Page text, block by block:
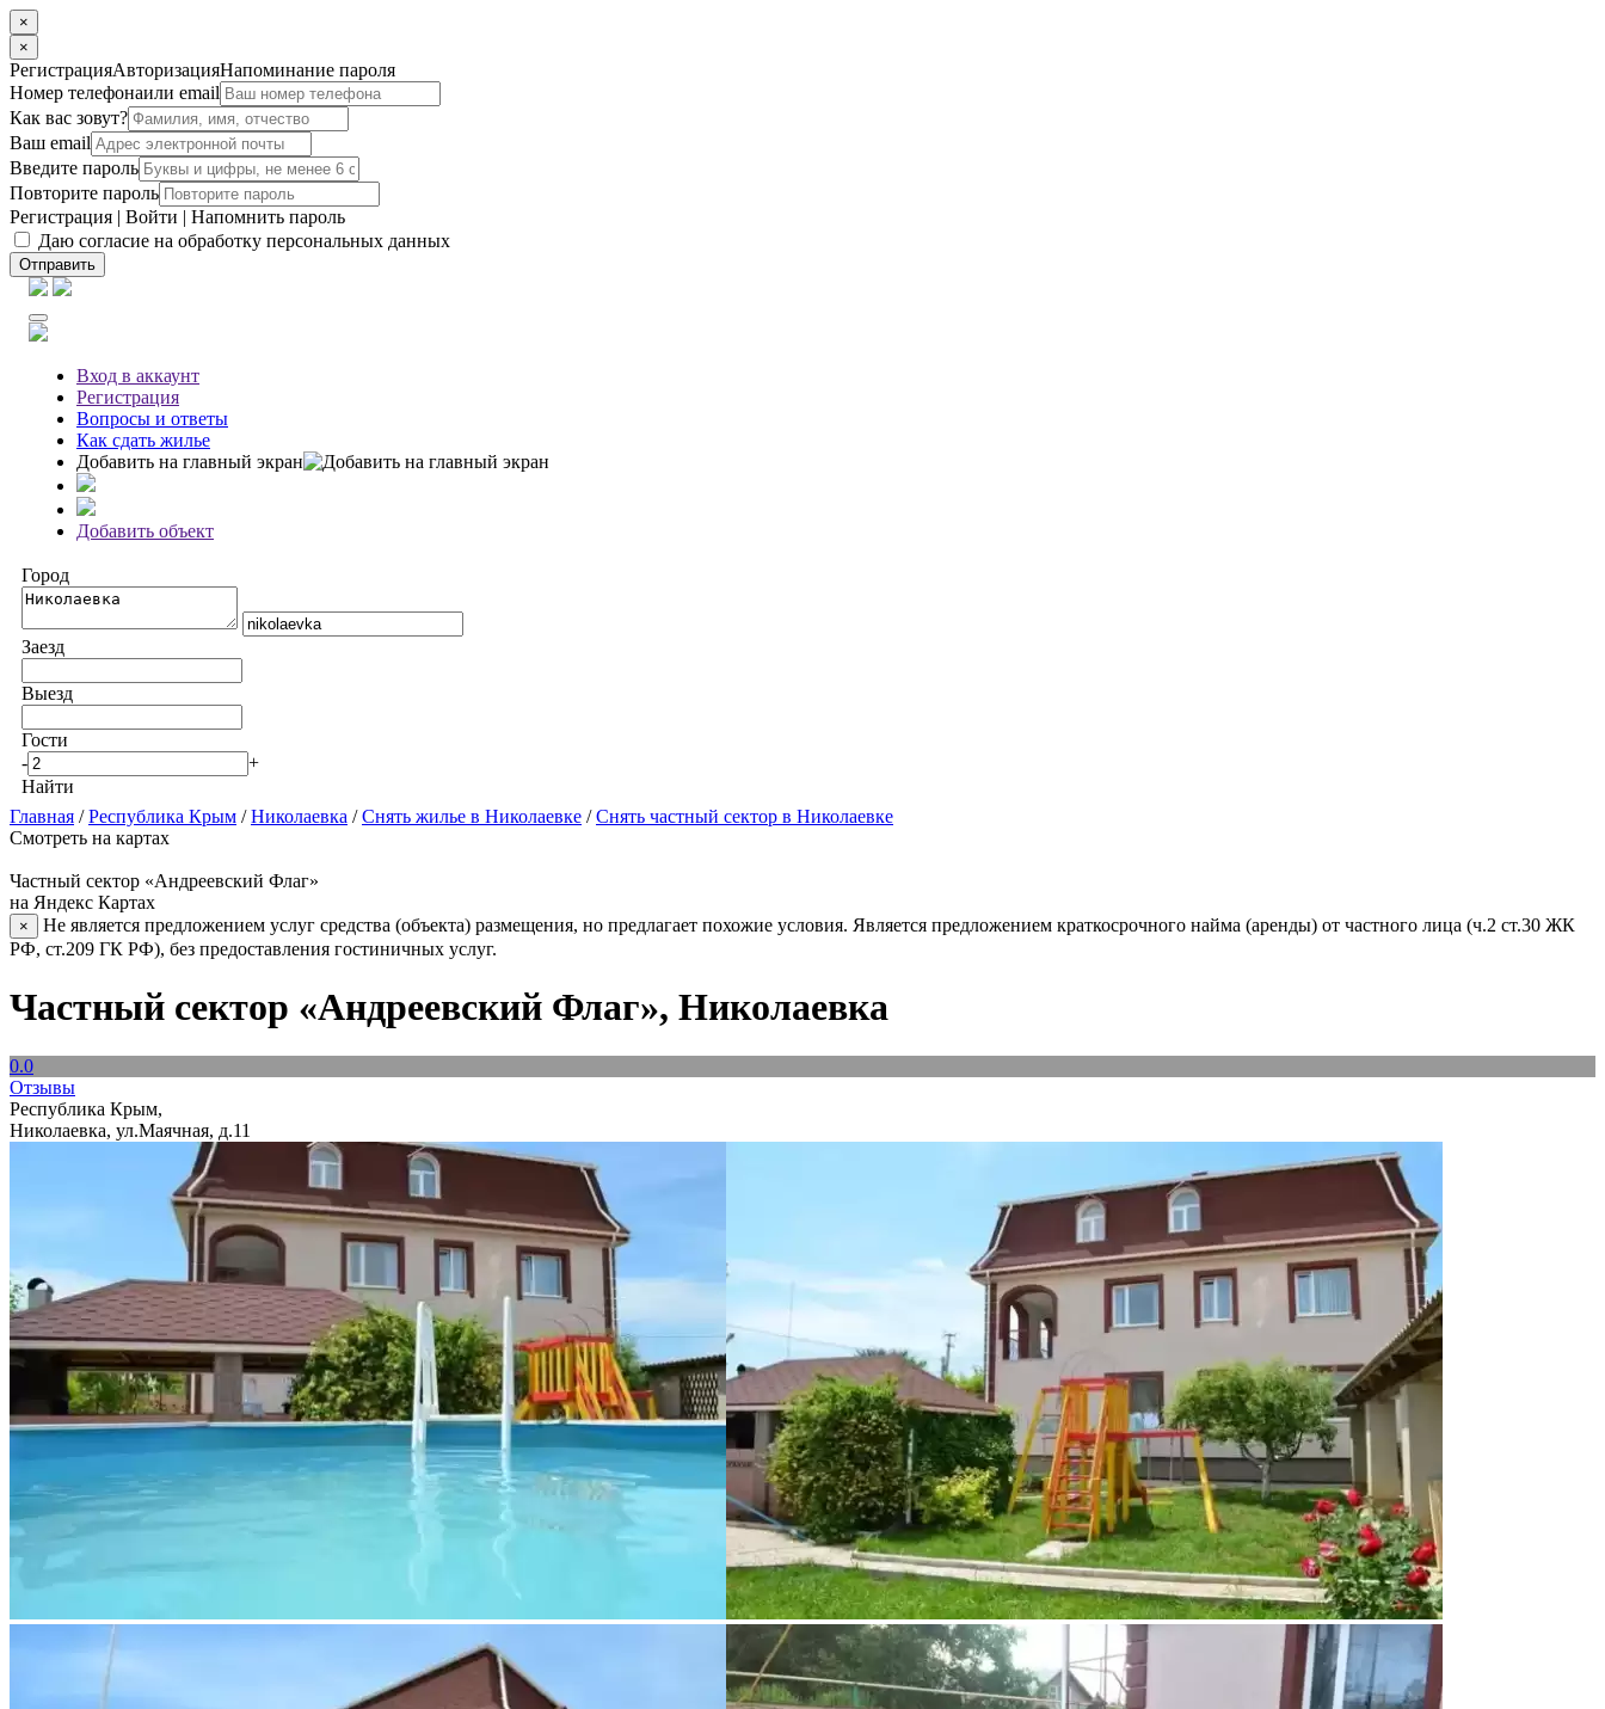
×
×
РегистрацияАвторизацияНапоминание пароля
Номер телефонаили email
Как вас зовут?
Ваш email
Введите пароль
Повторите пароль
Регистрация | Войти | Напомнить пароль
Даю согласие на обработку персональных данных
Отправить
Вход в аккаунт
Регистрация
Вопросы и ответы
Как сдать жилье
Добавить на главный экран
Добавить объект
Город
Заезд
Выезд
Гости
-
+
Найти
Главная /Республика Крым /Николаевка /Снять жилье в Николаевке /Снять частный сектор в Николаевке
Смотреть на картах
Частный сектор «Андреевский Флаг»
на Яндекс Картах
×
Не является предложением услуг средства (объекта) размещения, но предлагает похожие условия. Является предложением краткосрочного найма (аренды) от частного лица (ч.2 ст.30 ЖК
РФ, ст.209 ГК РФ), без предоставления гостиничных услуг.
Частный сектор «Андреевский Флаг», Николаевка
0.0
Отзывы
Республика Крым,
Николаевка, ул.Маячная, д.11